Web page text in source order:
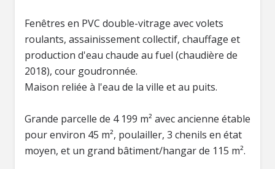
Fenêtres en PVC double-vitrage avec volets
roulants, assainissement collectif, chauffage et
production d'eau chaude au fuel (chaudière de
2018), cour goudronnée.
Maison reliée à l'eau de la ville et au puits.
Grande parcelle de 4 199 m² avec ancienne étable
pour environ 45 m², poulailler, 3 chenils en état
moyen, et un grand bâtiment/hangar de 115 m².